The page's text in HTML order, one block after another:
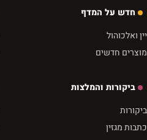
חדש על המדף
יין ואלכוהול
מוצרים חדשים
ביקורות והמלצות
ביקורות
כתבות מגזין